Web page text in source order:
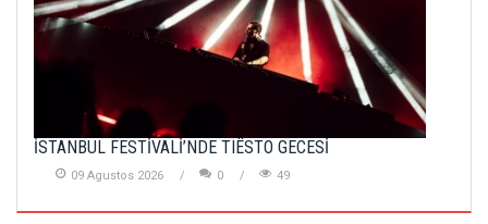
İSTANBUL FESTİVALİ’NDE TIËSTO GECESİ
09 Agustos 2026 0 49